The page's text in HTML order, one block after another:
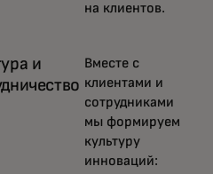
на клиентов.
и
Вместе с
клиентами и
сотрудниками
мы формируем
культуру
инноваций: